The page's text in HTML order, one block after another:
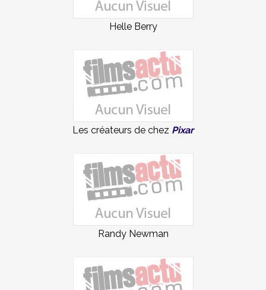
Helle Berry
Les créateurs de chez Pixar
Randy Newman